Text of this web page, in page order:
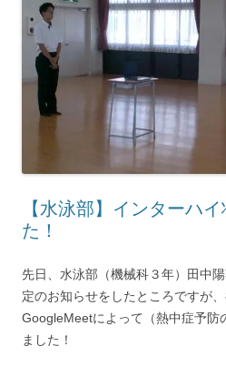
【水泳部】インターハ
た！
先日、水泳部（機械科３年）田中
定のお知らせをしたところですが、
GoogleMeetによって（熱中症予
ました！